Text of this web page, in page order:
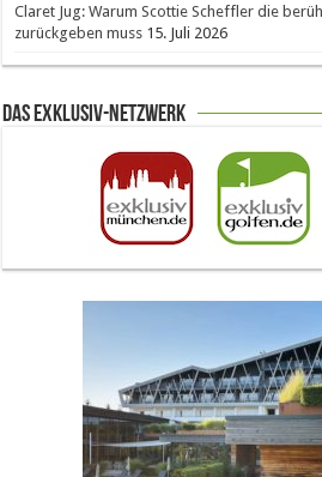
Claret Jug: Warum Scottie Scheffler die
zurückgeben muss 15. Juli 2026
Das Exklusiv-Netzwerk